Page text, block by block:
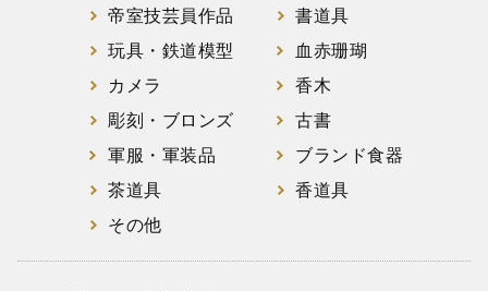
帝室技芸員作品
書道具
玩具・鉄道模型
血赤珊瑚
カメラ
香木
彫刻・ブロンズ
古書
軍服・軍装品
ブランド食器
茶道具
香道具
その他